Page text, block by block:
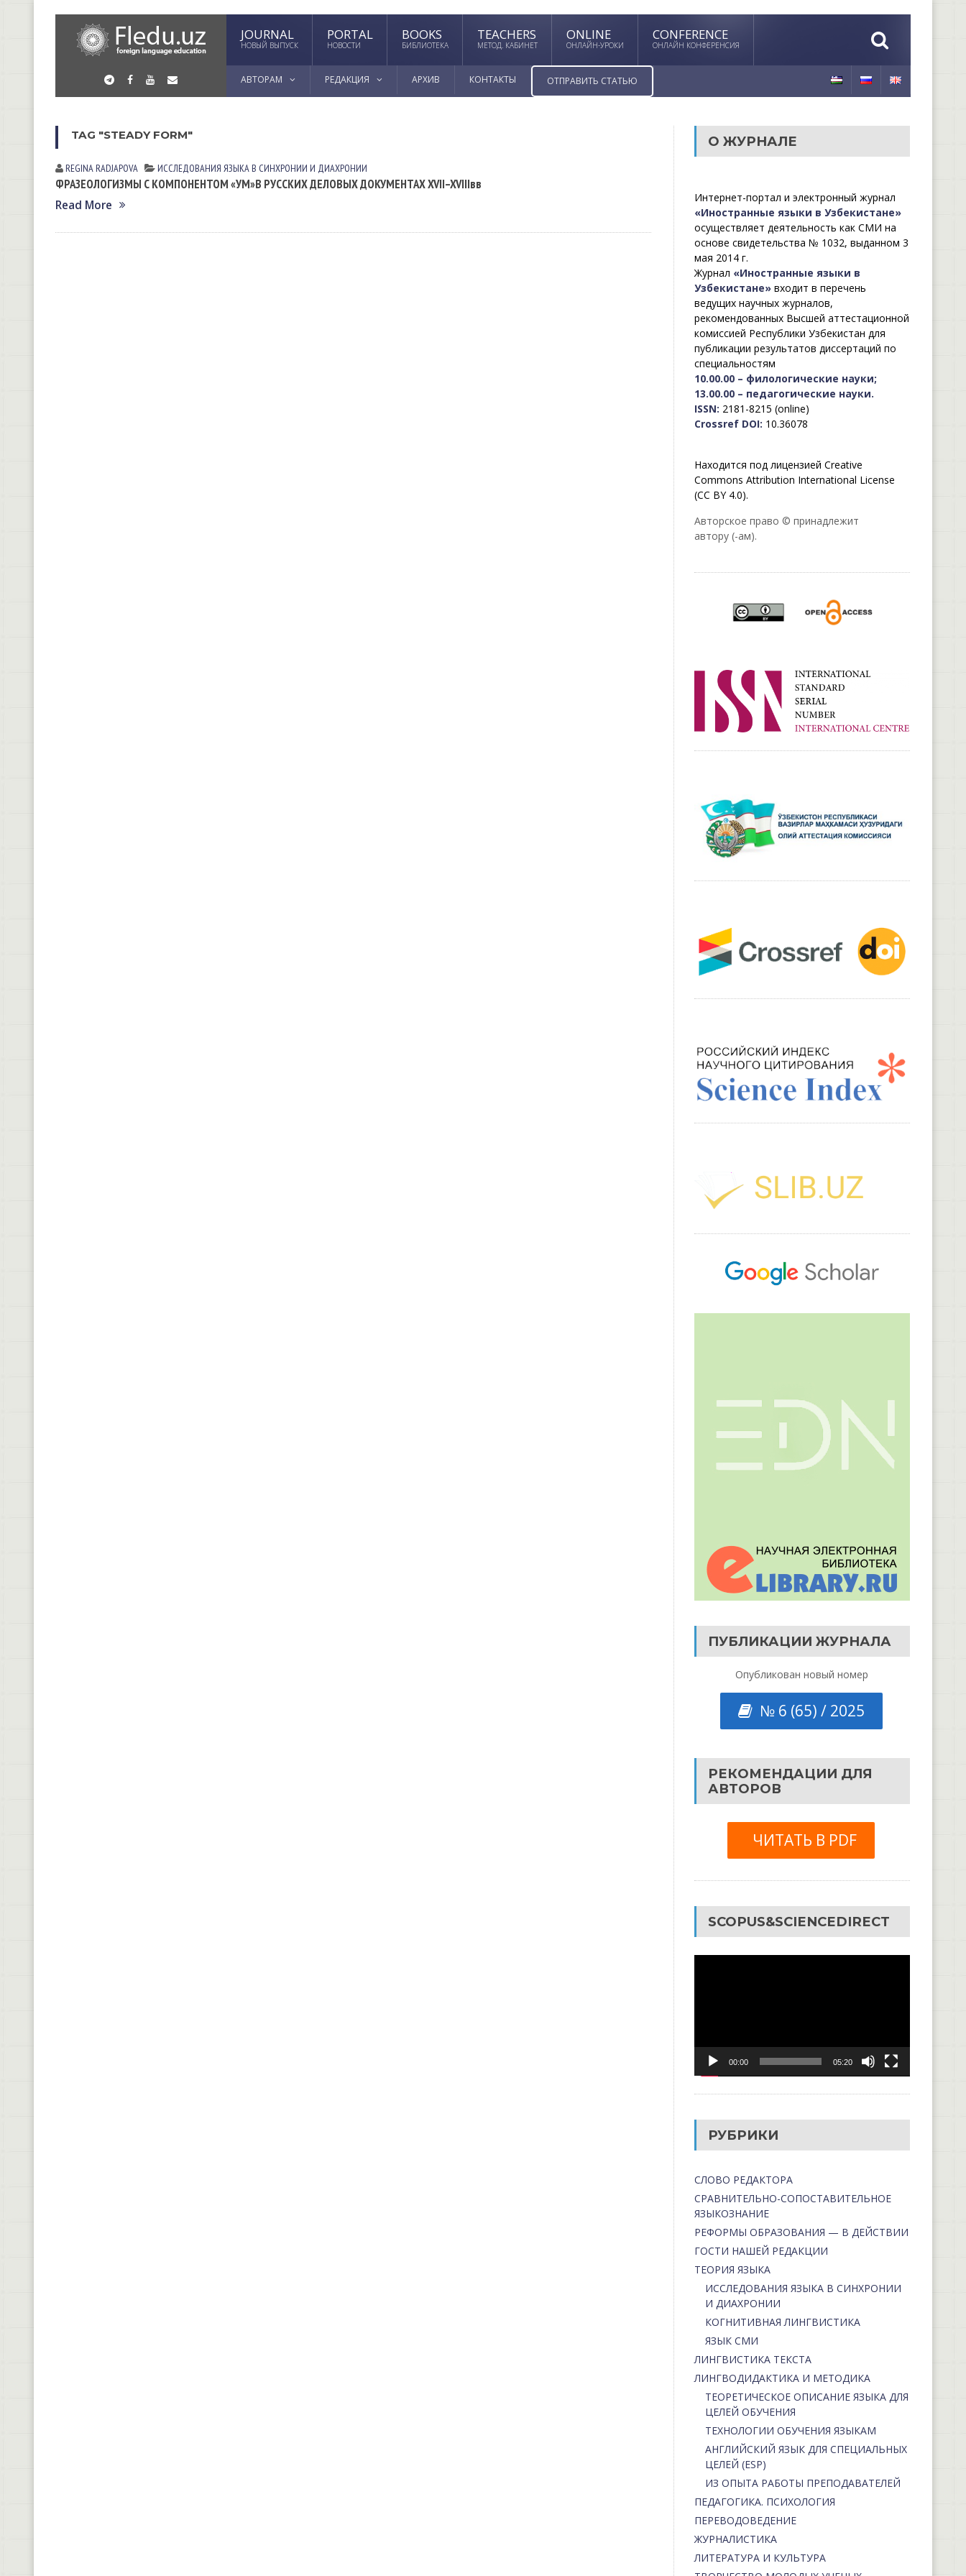
JOURNAL
НОВЫЙ ВЫПУСК
PORTAL
НОВОСТИ
BOOKS
БИБЛИОТЕКА
TEACHERS
МЕТОД. КАБИНЕТ
ONLINE
ОНЛАЙН-УРОКИ
CONFERENCE
ОНЛАЙН КОНФЕРЕНСИЯ
АВТОРАМ РЕДАКЦИЯ АРХИВ КОНТАКТЫ ОТПРАВИТЬ СТАТЬЮ
TAG "STEADY FORM"
REGINA RАDJАPOVА ИССЛЕДОВАНИЯ ЯЗЫКА В СИНХРОНИИ И ДИАХРОНИИ
ФРАЗЕОЛОГИЗМЫ С КОМПОНЕНТОМ «УМ»В РУССКИХ ДЕЛОВЫХ ДОКУМЕНТАХ XVII–XVIIIвв
Read More
О ЖУРНАЛЕ
Интернет-портал и электронный журнал
«Иностранные языки в Узбекистане»
осуществляет деятельность как СМИ на
основе свидетельства № 1032, выданном 3
мая 2014 г.
Журнал «Иностранные языки в
Узбекистане»входит в перечень
ведущих научных журналов,
рекомендованных Высшей аттестационной
комиссией Республики Узбекистан для
публикации результатов диссертаций по
специальностям
10.00.00 – филологические науки;
13.00.00 – педагогические науки.
ISSN: 2181-8215 (online)
Crossref DOI: 10.36078
Находится под лицензией Creative
Commons Attribution International License
(CC BY 4.0).
Авторское право © принадлежит
автору (-ам).
ПУБЛИКАЦИИ ЖУРНАЛА
Опубликован новый номер
№ 6 (65) / 2025
РЕКОМЕНДАЦИИ ДЛЯ
АВТОРОВ
ЧИТАТЬ В PDF
SCOPUS&SCIENCEDIRECT
00:00 05:20
РУБРИКИ
СЛОВО РЕДАКТОРА
СРАВНИТЕЛЬНО-СОПОСТАВИТЕЛЬНОЕ
ЯЗЫКОЗНАНИЕ
РЕФОРМЫ ОБРАЗОВАНИЯ — В ДЕЙСТВИИ
ГОСТИ НАШЕЙ РЕДАКЦИИ
ТЕОРИЯ ЯЗЫКА
ИССЛЕДОВАНИЯ ЯЗЫКА В СИНХРОНИИ
И ДИАХРОНИИ
КОГНИТИВНАЯ ЛИНГВИСТИКА
ЯЗЫК СМИ
ЛИНГВИСТИКА ТЕКСТА
ЛИНГВОДИДАКТИКА И МЕТОДИКА
ТЕОРЕТИЧЕСКОЕ ОПИСАНИЕ ЯЗЫКА ДЛЯ
ЦЕЛЕЙ ОБУЧЕНИЯ
ТЕХНОЛОГИИ ОБУЧЕНИЯ ЯЗЫКАМ
АНГЛИЙСКИЙ ЯЗЫК ДЛЯ СПЕЦИАЛЬНЫХ
ЦЕЛЕЙ (ESP)
ИЗ ОПЫТА РАБОТЫ ПРЕПОДАВАТЕЛЕЙ
ПЕДАГОГИКА. ПСИХОЛОГИЯ
ПЕРЕВОДОВЕДЕНИЕ
ЖУРНАЛИСТИКА
ЛИТЕРАТУРА И КУЛЬТУРА